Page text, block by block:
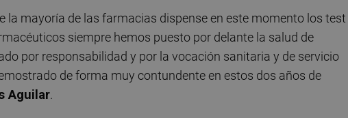
la mayoría de las farmacias dispense en este momento los test
siempre hemos puesto por delante la salud de
por responsabilidad y por la vocación sanitaria y de servicio
de forma muy contundente en estos dos años de
Aguilar.